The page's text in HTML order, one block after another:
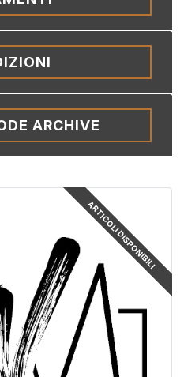
ARTICOLI DISPONIBILI
ARCHIVE